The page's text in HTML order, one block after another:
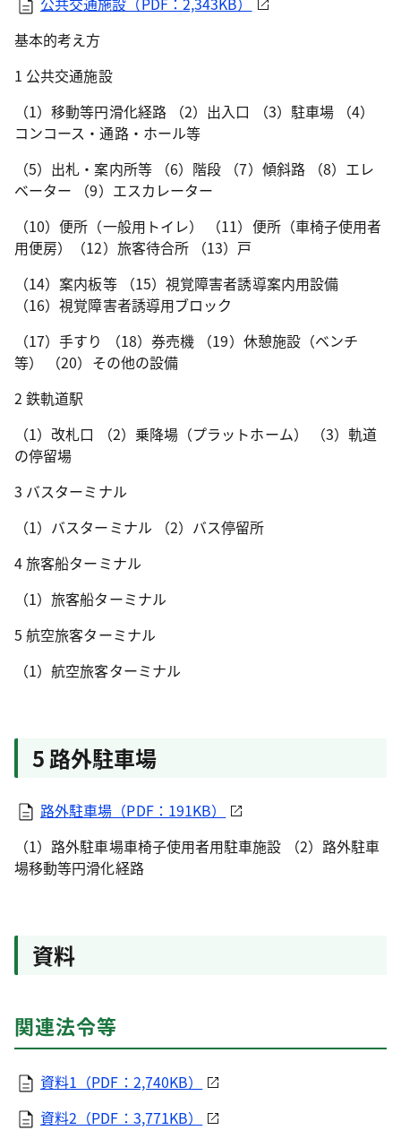
基本的考え方
1 公共交通施設
（1）移動等円滑化経路 （2）出入口 （3）駐車場 （4）
コンコース・通路・ホール等
（5）出札・案内所等 （6）階段 （7）傾斜路 （8）エレ
ベーター （9）エスカレーター
（10）便所（一般用トイレ） （11）便所（車椅子使用者
用便房）（12）旅客待合所 （13）戸
（14）案内板等 （15）視覚障害者誘導案内用設備
（16）視覚障害者誘導用ブロック
（17）手すり （18）券売機 （19）休憩施設（ベンチ
等） （20）その他の設備
2 鉄軌道駅
（1）改札口 （2）乗降場（プラットホーム） （3）軌道
の停留場
3 バスターミナル
（1）バスターミナル （2）バス停留所
4 旅客船ターミナル
（1）旅客船ターミナル
5 航空旅客ターミナル
（1）航空旅客ターミナル
5 路外駐車場
路外駐車場（PDF：191KB）
（1）路外駐車場車椅子使用者用駐車施設 （2）路外駐車
場移動等円滑化経路
資料
関連法令等
資料1（PDF：2,740KB）
資料2（PDF：3,771KB）